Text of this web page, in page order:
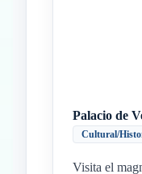
Palacio de
Cultural/
Visita el